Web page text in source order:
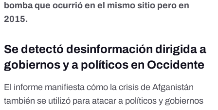
bomba que ocurrió en el mismo sitio pero en
2015.
Se detectó desinformación dirigida a
gobiernos y a políticos en Occidente
El informe manifiesta cómo la crisis de Afganistán
también se utilizó para atacar a políticos y gobiernos